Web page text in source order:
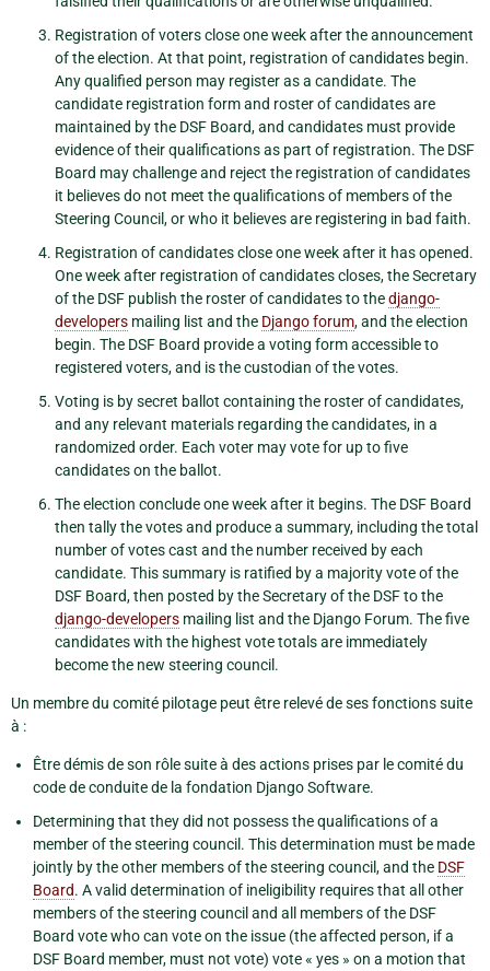
Registration of voters close one week after the announcement
of the election. At that point, registration of candidates begin.
Any qualified person may register as a candidate. The
candidate registration form and roster of candidates are
maintained by the DSF Board, and candidates must provide
evidence of their qualifications as part of registration. The DSF
Board may challenge and reject the registration of candidates
it believes do not meet the qualifications of members of the
Steering Council, or who it believes are registering in bad faith.
Registration of candidates close one week after it has opened.
One week after registration of candidates closes, the Secretary
of the DSF publish the roster of candidates to thedjango-
developers mailing list and the Django forum, and the election
begin. The DSF Board provide a voting form accessible to
registered voters, and is the custodian of the votes.
Voting is by secret ballot containing the roster of candidates,
and any relevant materials regarding the candidates, in a
randomized order. Each voter may vote for up to five
candidates on the ballot.
The election conclude one week after it begins. The DSF Board
then tally the votes and produce a summary, including the total
number of votes cast and the number received by each
candidate. This summary is ratified by a majority vote of the
DSF Board, then posted by the Secretary of the DSF to the
django-developers mailing list and the Django Forum. The five
candidates with the highest vote totals are immediately
become the new steering council.
Un membre du comité pilotage peut être relevé de ses fonctions suite
à :
Être démis de son rôle suite à des actions prises par le comité du
code de conduite de la fondation Django Software.
Determining that they did not possess the qualifications of a
member of the steering council. This determination must be made
jointly by the other members of the steering council, and the DSF
Board. A valid determination of ineligibility requires that all other
members of the steering council and all members of the DSF
Board vote who can vote on the issue (the affected person, if a
DSF Board member, must not vote) vote « yes » on a motion that